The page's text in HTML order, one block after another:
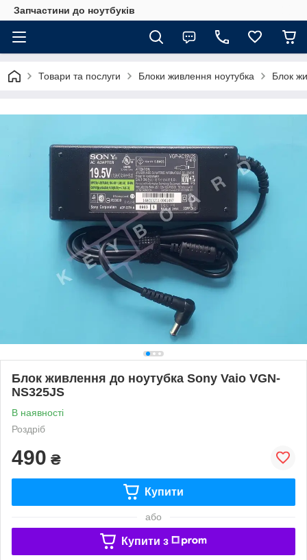
Запчастини до ноутбуків
Товари та послуги Блоки живлення ноутубка Блок
Блок живлення до ноутубка Sony Vaio VGN-
NS325JS
В наявності
Роздріб
490 ₴
Купити
або
Купити з